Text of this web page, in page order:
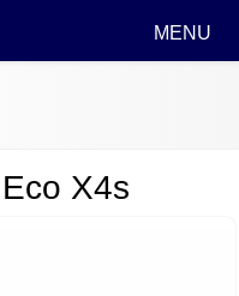
MENU
X4s